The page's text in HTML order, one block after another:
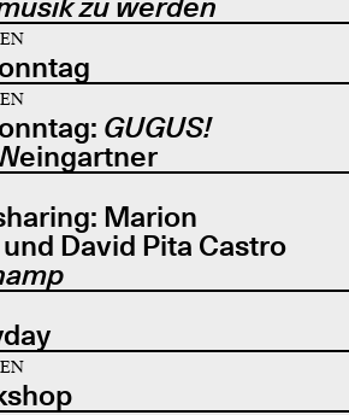
GUGUS!
Marion
David Pita Castro